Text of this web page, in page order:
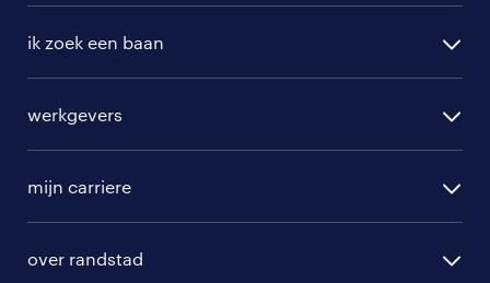
ik zoek een baan
randstad professional
randstad digital
werkgevers
hr-diensten
mijn carriere
over randstad